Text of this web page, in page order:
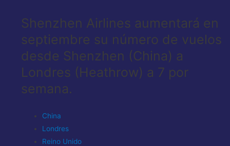
Shenzhen Airlines aumentará en
septiembre su número de vuelos
desde Shenzhen (China) a
Londres (Heathrow) a 7 por
semana.
China
Londres
Reino Unido